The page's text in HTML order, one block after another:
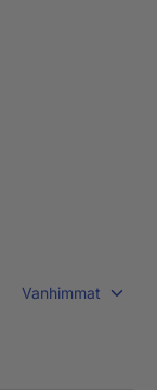
Vanhimmat